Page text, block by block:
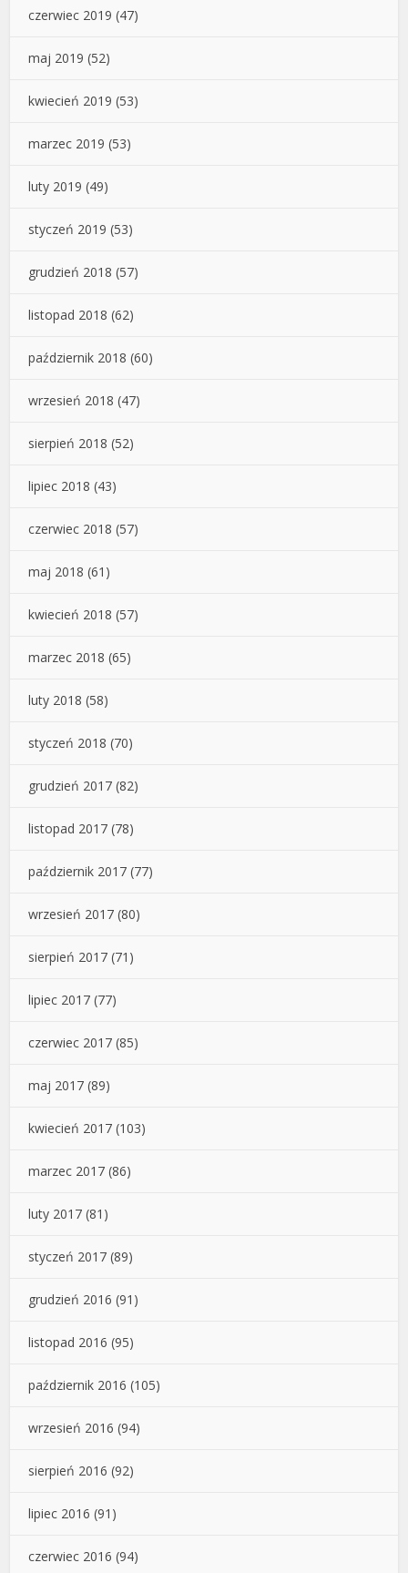
czerwiec 2019 (47)
maj 2019 (52)
kwiecień 2019 (53)
marzec 2019 (53)
luty 2019 (49)
styczeń 2019 (53)
grudzień 2018 (57)
listopad 2018 (62)
październik 2018 (60)
wrzesień 2018 (47)
sierpień 2018 (52)
lipiec 2018 (43)
czerwiec 2018 (57)
maj 2018 (61)
kwiecień 2018 (57)
marzec 2018 (65)
luty 2018 (58)
styczeń 2018 (70)
grudzień 2017 (82)
listopad 2017 (78)
październik 2017 (77)
wrzesień 2017 (80)
sierpień 2017 (71)
lipiec 2017 (77)
czerwiec 2017 (85)
maj 2017 (89)
kwiecień 2017 (103)
marzec 2017 (86)
luty 2017 (81)
styczeń 2017 (89)
grudzień 2016 (91)
listopad 2016 (95)
październik 2016 (105)
wrzesień 2016 (94)
sierpień 2016 (92)
lipiec 2016 (91)
czerwiec 2016 (94)